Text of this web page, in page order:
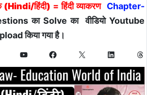
(Hindi/हिंदी) = हिंदी व्याकरण Chapter-
का Solve का वीडियो Youtube
किया गया है।